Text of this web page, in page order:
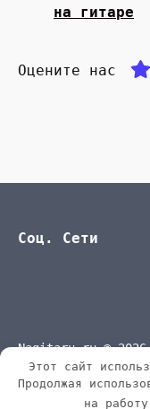
на гитаре
Оцените нас
Соц. Сети
Nagitaru.ru © 2026
Этот сайт
Продолжая
на